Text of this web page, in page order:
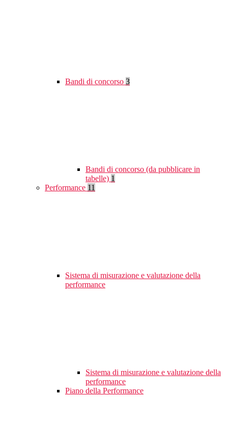
Bandi di concorso 3
Bandi di concorso (da pubblicare in
tabelle) 1
Performance 11
Sistema di misurazione e valutazione della
performance
Sistema di misurazione e valutazione della
performance
Piano della Performance